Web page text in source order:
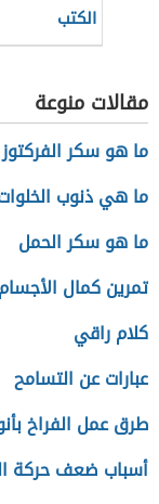
الكتب
مقالات منوعة
ما هو سكر الفركتوز
ما هي ذنوب
ما هو سكر الحمل
تمرين كمال الأجسام
كلام راقي
عبارات عن التسامح
طرق عمل الفراخ
أسباب ضعف حركة